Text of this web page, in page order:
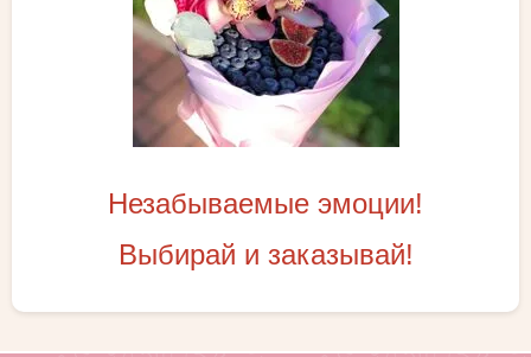
Незабываемые эмоции!
Выбирай и заказывай!